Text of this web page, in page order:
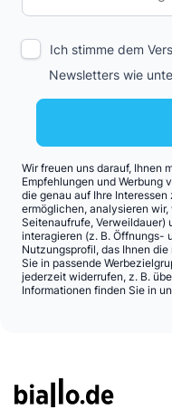
Ich stimme dem
Newsletters wie
Wir freuen uns darauf, Ihnen
Empfehlungen und Werbung
die genau auf Ihre
ermöglichen, analysieren
Seitenaufrufe, Verweildauer)
interagieren (z. B. Öffnungs-
Nutzungsprofil, das Ihnen
Sie in passende
jederzeit widerrufen, z. B.
Informationen finden Sie in